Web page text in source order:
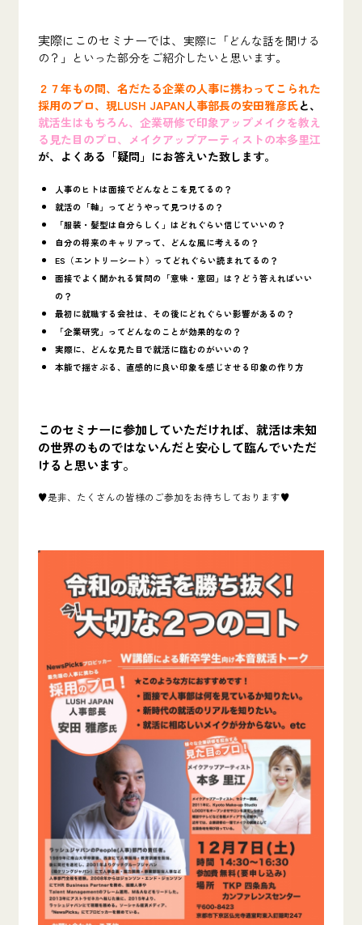
実際にこのセミナーでは、 実際に「どんな話を聞ける
の？」といった部分をご紹介したいと思います。
２７年もの間、名だたる企業の人事に携わってこられた
採用のプロ、現LUSH JAPAN人事部長の安田雅彦氏と、
就活生はもちろん、企業研修で印象アップメイクを教え
る見た目のプロ、メイクアップアーティストの本多里江
が、 よくある「疑問」にお答えいた致します。
人事のヒトは面接でどんなとこを見てるの？
就活の「軸」ってどうやって見つけるの？
「服装・髪型は自分らしく」はどれぐらい信じていいの？
自分の将来のキャリアって、どんな風に考えるの？
ES（エントリーシート）ってどれぐらい読まれてるの？
面接でよく聞かれる質問の「意味・意図」は？どう答えればいい
の？
最初に就職する会社は、その後にどれぐらい影響があるの？
「企業研究」ってどんなのことが効果的なの？
実際に、どんな見た目で就活に臨むのがいいの？
本能で揺さぶる、直感的に良い印象を感じさせる印象の作り方
このセミナーに参加していただければ、就活は未知
の世界のものではないんだと安心して臨んでいただ
けると思います。
♥是非、たくさんの皆様のご参加をお待ちしております♥